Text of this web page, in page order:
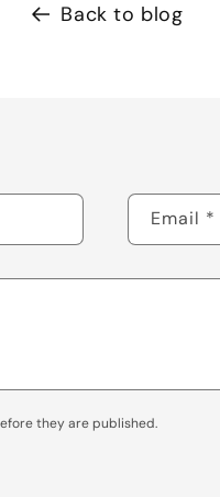
Back to blog
Email *
they are published.